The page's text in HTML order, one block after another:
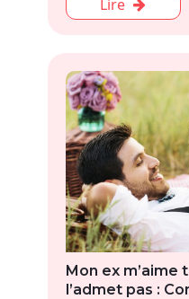
Lire
Mon ex m’aime
l’admet pas :